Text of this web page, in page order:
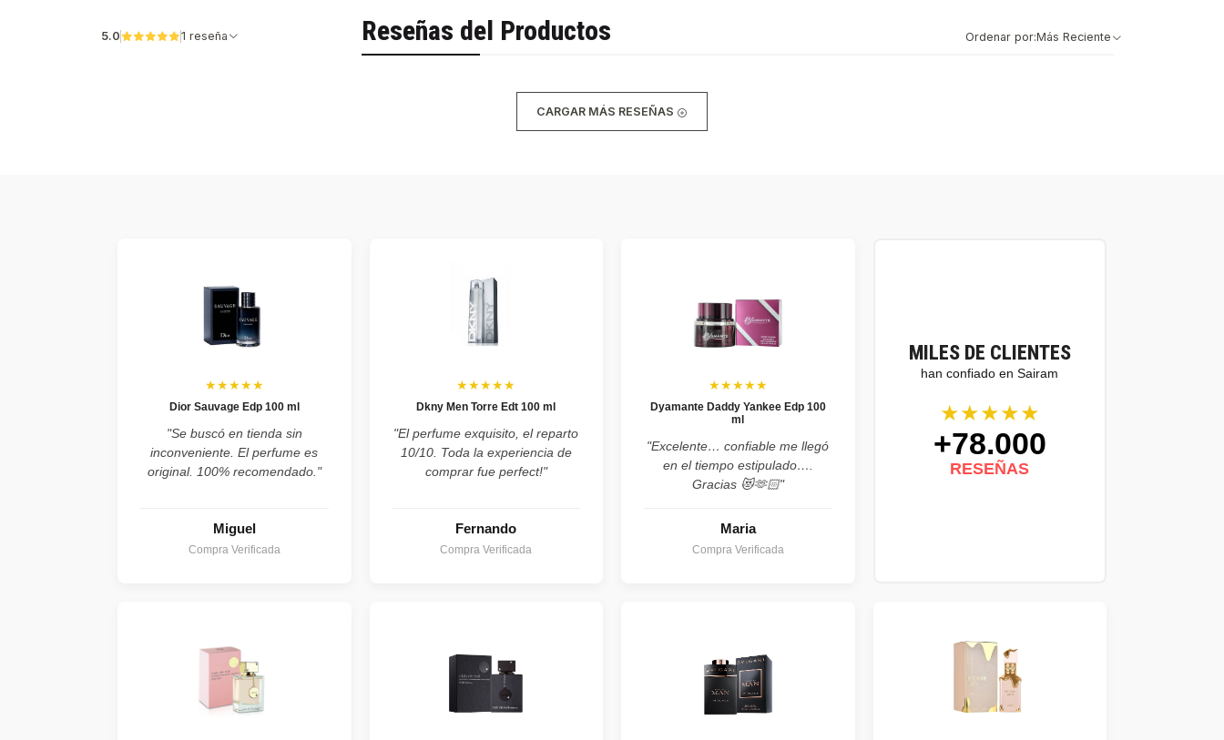
Reseñas del Productos
5.0 1 reseña Ordenar por:Más Reciente
CARGAR MÁS RESEÑAS
MILES DE CLIENTES
han confiado en Sairam
★★★★★
+78.000
RESEÑAS
★★★★★
Dior Sauvage Edp 100 ml
"Se buscó en tienda sin
inconveniente. El perfume es
original. 100% recomendado."
Miguel
Compra Verificada
★★★★★
Dkny Men Torre Edt 100 ml
"El perfume exquisito, el reparto
10/10. Toda la experiencia de
comprar fue perfect!"
Fernando
Compra Verificada
★★★★★
Dyamante Daddy Yankee Edp 100
ml
"Excelente… confiable me llegó
en el tiempo estipulado….
Gracias 😻🫶🏻"
Maria
Compra Verificada